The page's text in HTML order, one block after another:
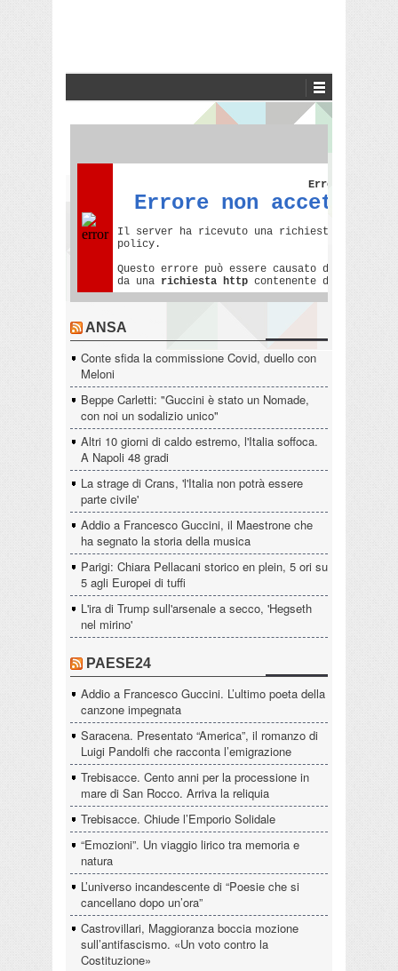
ANSA
Conte sfida la commissione Covid, duello con
Meloni
Beppe Carletti: "Guccini è stato un Nomade,
con noi un sodalizio unico"
Altri 10 giorni di caldo estremo, l'Italia soffoca.
A Napoli 48 gradi
La strage di Crans, 'l'Italia non potrà essere
parte civile'
Addio a Francesco Guccini, il Maestrone che
ha segnato la storia della musica
Parigi: Chiara Pellacani storico en plein, 5 ori su
5 agli Europei di tuffi
L'ira di Trump sull'arsenale a secco, 'Hegseth
nel mirino'
PAESE24
Addio a Francesco Guccini. L’ultimo poeta della
canzone impegnata
Saracena. Presentato “America”, il romanzo di
Luigi Pandolfi che racconta l’emigrazione
Trebisacce. Cento anni per la processione in
mare di San Rocco. Arriva la reliquia
Trebisacce. Chiude l’Emporio Solidale
“Emozioni”. Un viaggio lirico tra memoria e
natura
L’universo incandescente di “Poesie che si
cancellano dopo un’ora”
Castrovillari, Maggioranza boccia mozione
sull’antifascismo. «Un voto contro la
Costituzione»